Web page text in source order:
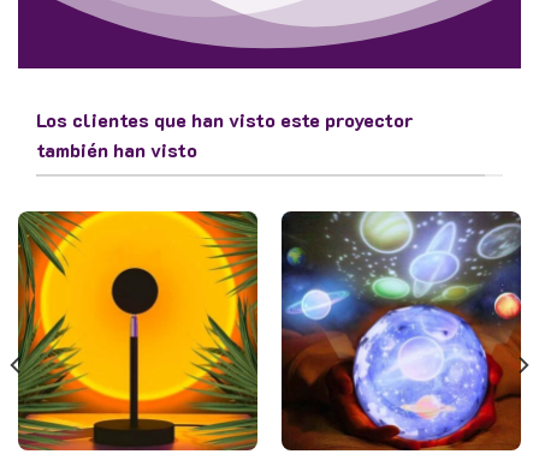
Los clientes que han visto este proyector
también han visto